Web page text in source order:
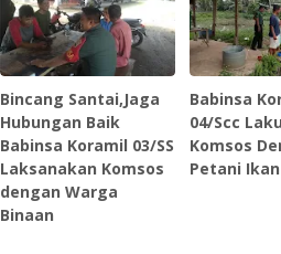
Bincang Santai,Jaga
Hubungan Baik
Babinsa Koramil 03/SS
Laksanakan Komsos
dengan Warga
Binaan
Babinsa
04/Scc
Komsos
Petani Ikan